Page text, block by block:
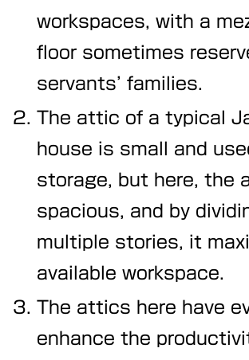
workspaces, with a
floor sometimes
servants’ families.
The attic of a typical
house is small and
storage, but here, the
spacious, and by
multiple stories, it
available workspace.
The attics here have
enhance the